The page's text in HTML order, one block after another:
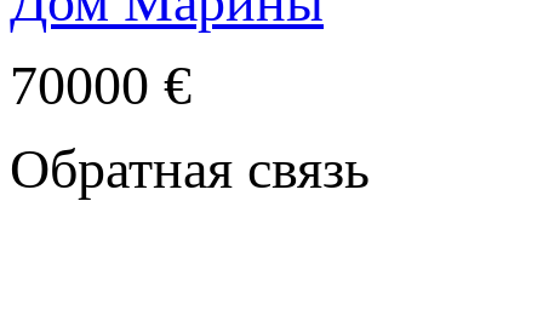
70000 €
Обратная связь